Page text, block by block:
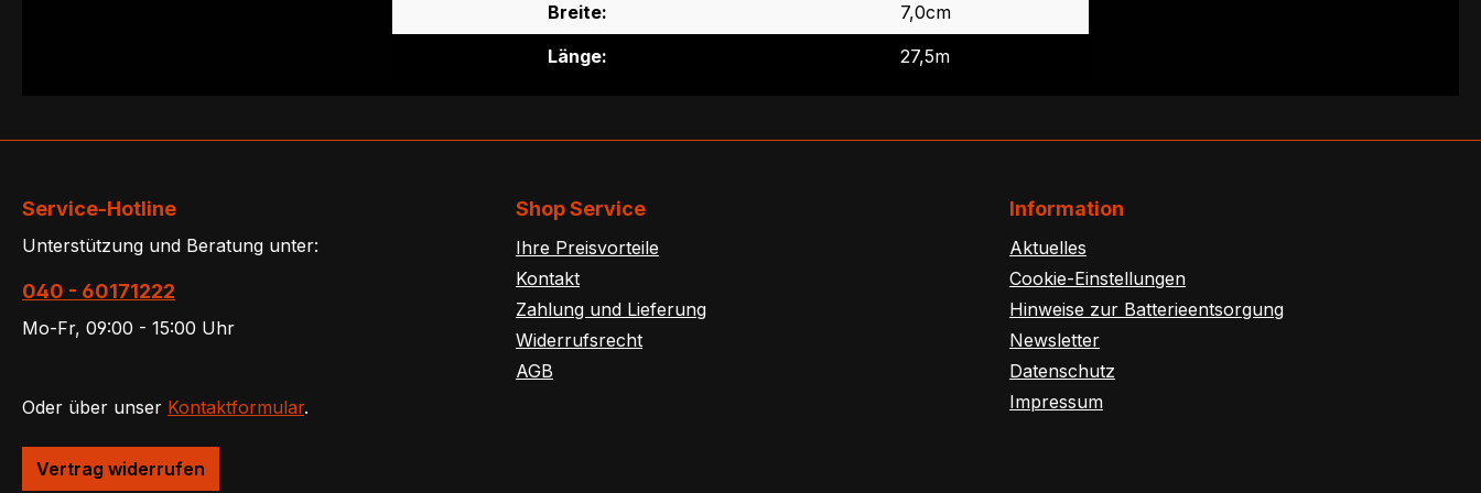
Breite:
7,0cm
Länge:
27,5m
Service-Hotline
Unterstützung und Beratung unter:
040 - 60171222
Mo-Fr, 09:00 - 15:00 Uhr
Oder über unser Kontaktformular.
Vertrag widerrufen
Shop Service
Ihre Preisvorteile
Kontakt
Zahlung und Lieferung
Widerrufsrecht
AGB
Information
Aktuelles
Cookie-Einstellungen
Hinweise zur Batterieentsorgung
Newsletter
Datenschutz
Impressum